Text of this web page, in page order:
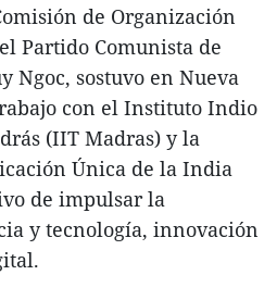
de Organización
Partido Comunista de
Ngoc, sostuvo en Nueva
con el Instituto Indio
(IIT Madras) y la
Única de la India
de impulsar la
y tecnología, innovación